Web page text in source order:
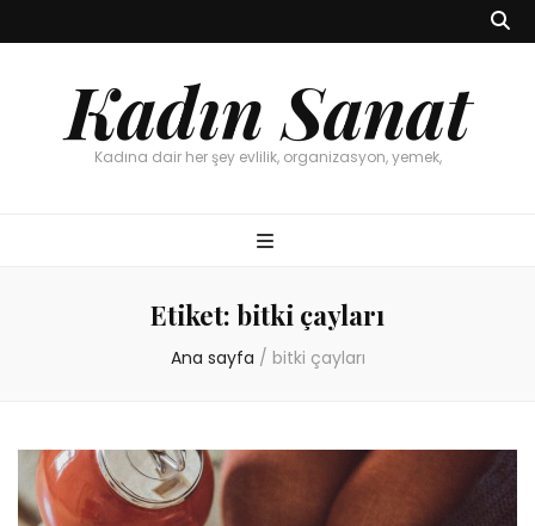
Kadın Sanat
Kadına dair her şey evlilik, organizasyon, yemek,
Etiket: bitki çayları
Ana sayfa / bitki çayları